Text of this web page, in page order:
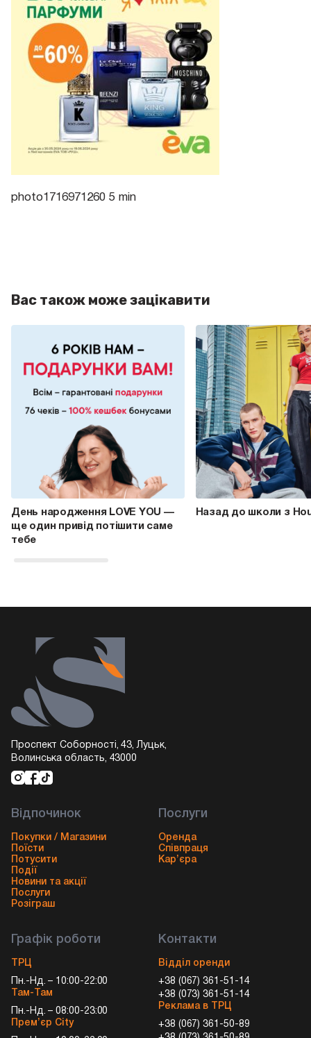
photo1716971260 5 min
Вас також може зацікавити
День народження LOVE YOU —
ще один привід потішити саме
тебе
Назад до школи з
Проспект Соборності, 43, Луцьк,
Волинська область, 43000
Відпочинок
Покупки / Магазини
Поїсти
Потусити
Події
Новини та акції
Послуги
Розіграш
Послуги
Оренда
Співпраця
Кар’єра
Графік роботи
ТРЦ
Пн.-Нд. – 10:00-22:00
Там-Там
Пн.-Нд. – 08:00-23:00
Прем’єр City
Контакти
Відділ оренди
+38 (067) 361-51-14
+38 (073) 361-51-14
Реклама в ТРЦ
+38 (067) 361-50-89